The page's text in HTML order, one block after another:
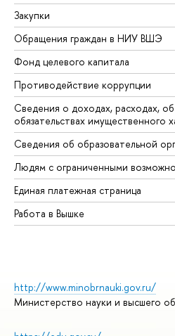
Закупки
Обращения граждан в НИУ ВШЭ
Фонд целевого капитала
Противодействие коррупции
Сведения о доходах, расходах,
обязательствах имущественного
Сведения об образовательной
Людям с ограниченными
Единая платежная страница
Работа в Вышке
http://www.minobrnauki.gov.ru/
Министерство науки и высшего